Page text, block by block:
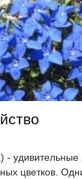
-
цветков.